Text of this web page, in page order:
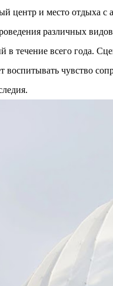
центр и место отдыха
различных
в течение всего года.
воспитывать чувство